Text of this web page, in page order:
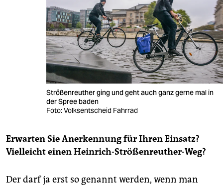
Strößenreuther ging und geht auch ganz gerne mal in
der Spree baden
Foto: Volksentscheid Fahrrad
Erwarten Sie Anerkennung für Ihren Einsatz?
Vielleicht einen Heinrich-Strößenreuther-Weg?
Der darf ja erst so genannt werden, wenn man